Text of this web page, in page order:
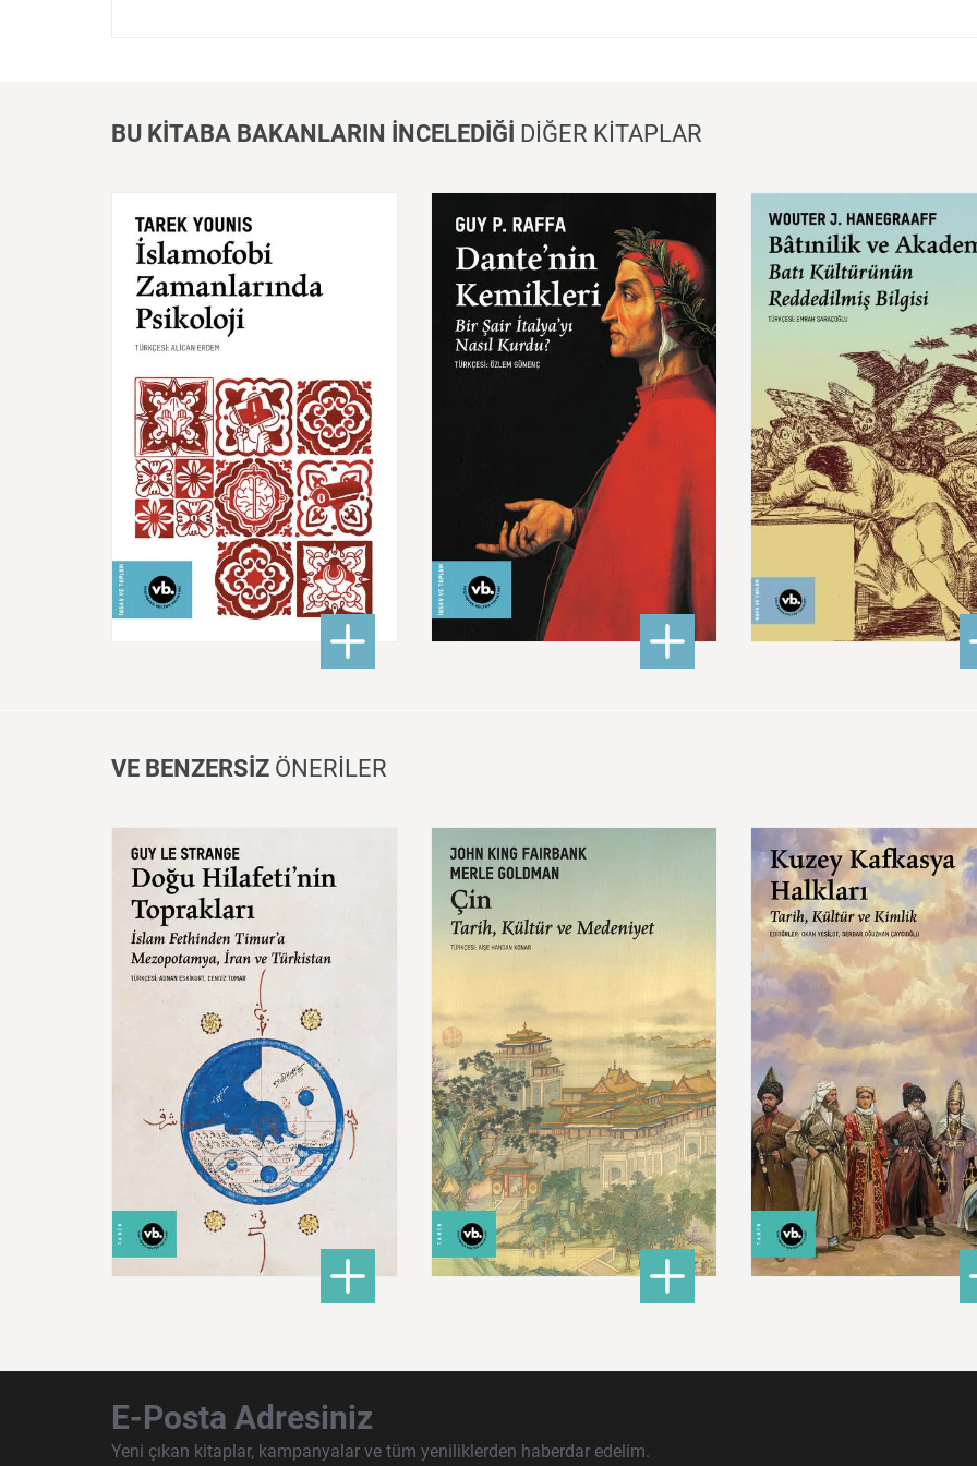
BU KİTABA BAKANLARIN İNCELEDİĞİ DİĞER KİTAPLAR
İslamofobiZamanlarında
Psikoloji
300,00 ₺
DETAYLI BİLGİ: İslamofobi Zamanlarında Psikoloji
Dante’ninKemikleri:BirŞair
İtalya’yıNasılKurdu?
620,00 ₺
DETAYLI BİLGİ : Dante’nin Kemikleri: Bir Şair İtalya’yı Nasıl Kurdu?
BâtınilikveAkademi
480,00 ₺
DETAYLI BİLGİ :
VE BENZERSİZ ÖNERİLER
DoğuHilafeti’ninToprakları
İslamFethinden
Mezopotamya,Iran
Türkistan
600,00 ₺
DETAYLI BİLGİ: Doğu Hilafeti’nin Toprakları İslam Fethinden Timur’a Mezopotamya, Iran Ve Türkistan
Çin:Tarih,
Medeniyet
680,00 ₺
DETAYLI BİLGİ: Çin: Tarih, Kültür ve Medeniyet
KuzeyKafkasyaHalkları
620,00 ₺
DETAYLI BİLGİ:
E-Posta Adresiniz
Yeni çıkan kitaplar, kampanyalar ve tüm yeniliklerden haberdar edelim.